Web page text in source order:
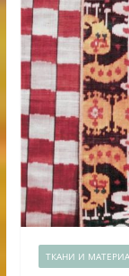
ТКАНИ И